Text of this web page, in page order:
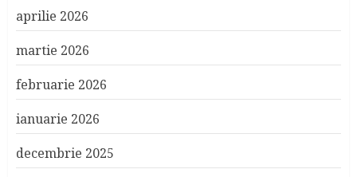
aprilie 2026
martie 2026
februarie 2026
ianuarie 2026
decembrie 2025